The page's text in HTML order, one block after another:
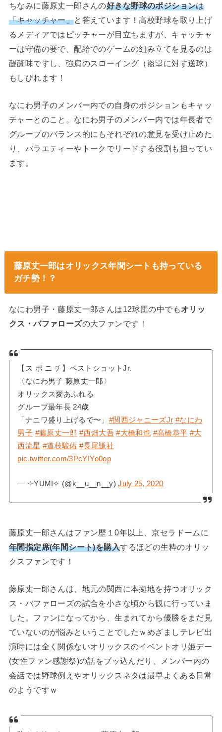
ちなみに藤原丈一郎さんの好きな野球のポジションは
「キャッチャー」と答えています！高校野球を取り上げ
るメディアではピッチャーが目立ちますが、キャッチャ
ーは守備の要で、配給でのゲームの組み立てを見るのは
醍醐味ですし、強肩のスローイング（盗塁に対す送球）
もしびれます！
なにわ男子のメンバー内での自身のポジションもキャッ
チャーとのこと。なにわ男子のメンバー内では年長者で
グループのバランス的にもそれぞれの意見を受け止めた
り、バラエティーやトークでリードする役割も担ってい
ます。
藤原丈一郎はオリックス年間シートも持っている
ガチ勢！？
なにわ男子・藤原丈一郎さんは12球団の中でもオリッ
クス・バファローズの大ファンです！
【ス ポ ニ チ】ベストショットJr.
〈なにわ男子 藤原丈一郎〉
オリックス愛あふれる
グループ最年長 24歳
「ナニワ盛り上げるで〜」 #関西ジャニーズJr #なにわ
男子 #藤原丈一郎 #西畑大吾 #大橋和也 #高橋恭平 #大
西流星 #道枝駿佑 #長尾謙社
pic.twitter.com/3PcYIYo0op
— ✧YUMI✧ (@k__u__n__y)July 25, 2020
藤原丈一郎さんはファン歴１0年以上、京セラドームに
年間指定席(年間シート)を購入するほどの生粋のオリッ
クスファンです！
藤原丈一郎さんは、地元の関西に本拠地を持つオリック
ス・バファローズの試合を小さな頃から観に行っていま
した。ファンになってから、生まれてから優勝をまだ見
ていないのが悩みということでしたｗめざましテレビ出
演時には全く関係ないオリックスのイベントオリ姫デー
(女性ファン感謝祭)の話をブッ込んだり、メンバー内の
会話では野球例えやオリックスネタは最早よくある日常
のようですｗ